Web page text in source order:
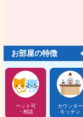
お部屋の特徴
ペット可
・相談
カウンター
キッチン